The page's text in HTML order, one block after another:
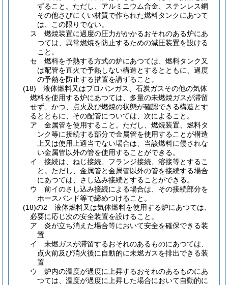
ずること。 ただし、アルミニウム合金、ステンレス鋼
その他さびにくい材質で作られた燃料タンクにあつて
は、この限りでない。
ス
燃焼装置に過度の圧力がかかるおそれのある炉にあ
つては、異常燃焼を防止するための減圧装置を設ける
こと。
セ
燃料を予熱する方式の炉にあつては、燃料タンク又
は配管を直火で予熱しない構造とするとともに、過度
の予熱を防止する措置を講ずること。
(18)
液体燃料又はプロパンガス、石炭ガスその他の気体
燃料を使用する炉にあつては、多量の未燃焼ガスが滞留
せず、かつ、点火及び燃焼の状態が確認できる構造とす
るとともに、その配管については、次によること。
ア
金属管を使用すること。 ただし、燃焼装置、燃料タ
ンク等に接続する部分で金属管を使用することが構造
上又は使用上適当でない場合は、当該燃料に侵されな
い金属管以外の管を使用することができる。
イ
接続は、ねじ接続、フランジ接続、溶接等とするこ
と。 ただし、金属管と金属管以外の管を接続する場合
にあつては、さし込み接続とすることができる。
ウ
前イのさし込み接続による場合は、その接続部分を
ホースバンド等で締めつけること。
(18)の2
液体燃料又は気体燃料を使用する炉にあつては、
必要に応じ次の安全装置を設けること。
ア
炎が立ち消えた場合等において安全を確保できる装
置
イ
未燃ガスが滞留するおそれのあるものにあつては、
点火前及び消火後に自動的に未燃ガスを排出できる装
置
ウ
炉内の温度が過度に上昇するおそれのあるものにあ
つては、温度が過度に上昇した場合において自動的に